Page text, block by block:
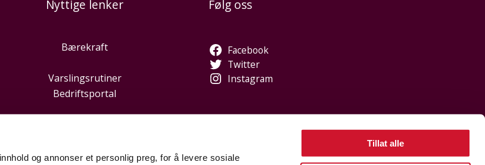
og annonser et personlig preg, for å levere sosiale
Tillat alle
Nyttige lenker
Bærekraft
Varslingsrutiner
Bedriftsportal
Følg oss
Facebook
Twitter
Instagram